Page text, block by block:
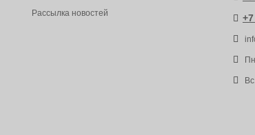
Рассылка новостей